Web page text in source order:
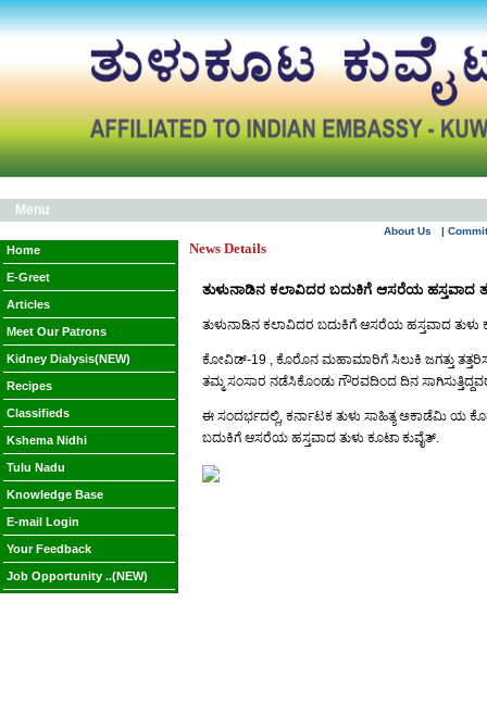
Menu
About Us |
Home
E-Greet
Articles
Meet Our Patrons
Kidney Dialysis(NEW)
Recipes
Classifieds
Kshema Nidhi
Tulu Nadu
Knowledge Base
E-mail Login
Your Feedback
Job Opportunity ..(NEW)
News Details
ತುಳುನಾಡಿನ ಕಲಾವಿದರ ಬದುಕಿಗೆ ಆಸರೆಯ ಹಸ್ತವಾದ
ತುಳುನಾಡಿನ ಕಲಾವಿದರ ಬದುಕಿಗೆ ಆಸರೆಯ ಹಸ್ತವಾದ ತುಳು
ಕೋವಿಡ್-19 , ಕೊರೊನ ಮಹಾಮಾರಿಗೆ ಸಿಲುಕಿ ಜಗತ್ತು
ತಮ್ಮ ಸಂಸಾರ ನಡೆಸಿಕೊಂಡು ಗೌರವದಿಂದ ದಿನ
ಈ ಸಂದರ್ಭದಲ್ಲಿ, ಕರ್ನಾಟಕ ತುಳು ಸಾಹಿತ್ಯ ಅಕಾಡೆಮಿ ಯ
ಬದುಕಿಗೆ ಆಸರೆಯ ಹಸ್ತವಾದ ತುಳು ಕೂಟಾ ಕುವೈತ್.